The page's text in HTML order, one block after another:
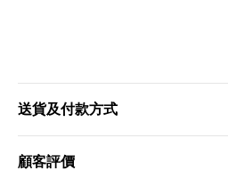
送貨及付款方式
顧客評價